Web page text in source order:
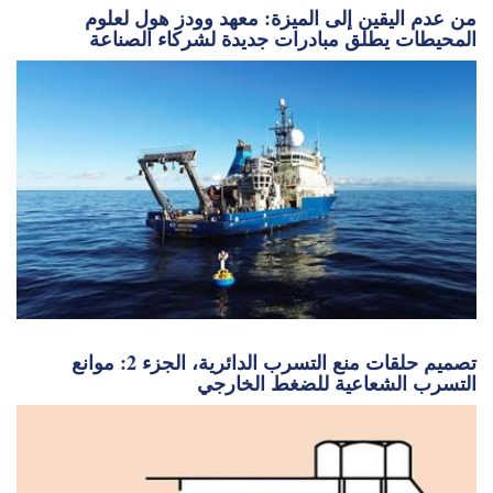
من عدم اليقين إلى الميزة: معهد وودز هول لعلوم
المحيطات يطلق مبادرات جديدة لشركاء الصناعة
تصميم حلقات منع التسرب الدائرية، الجزء 2: موانع
التسرب الشعاعية للضغط الخارجي